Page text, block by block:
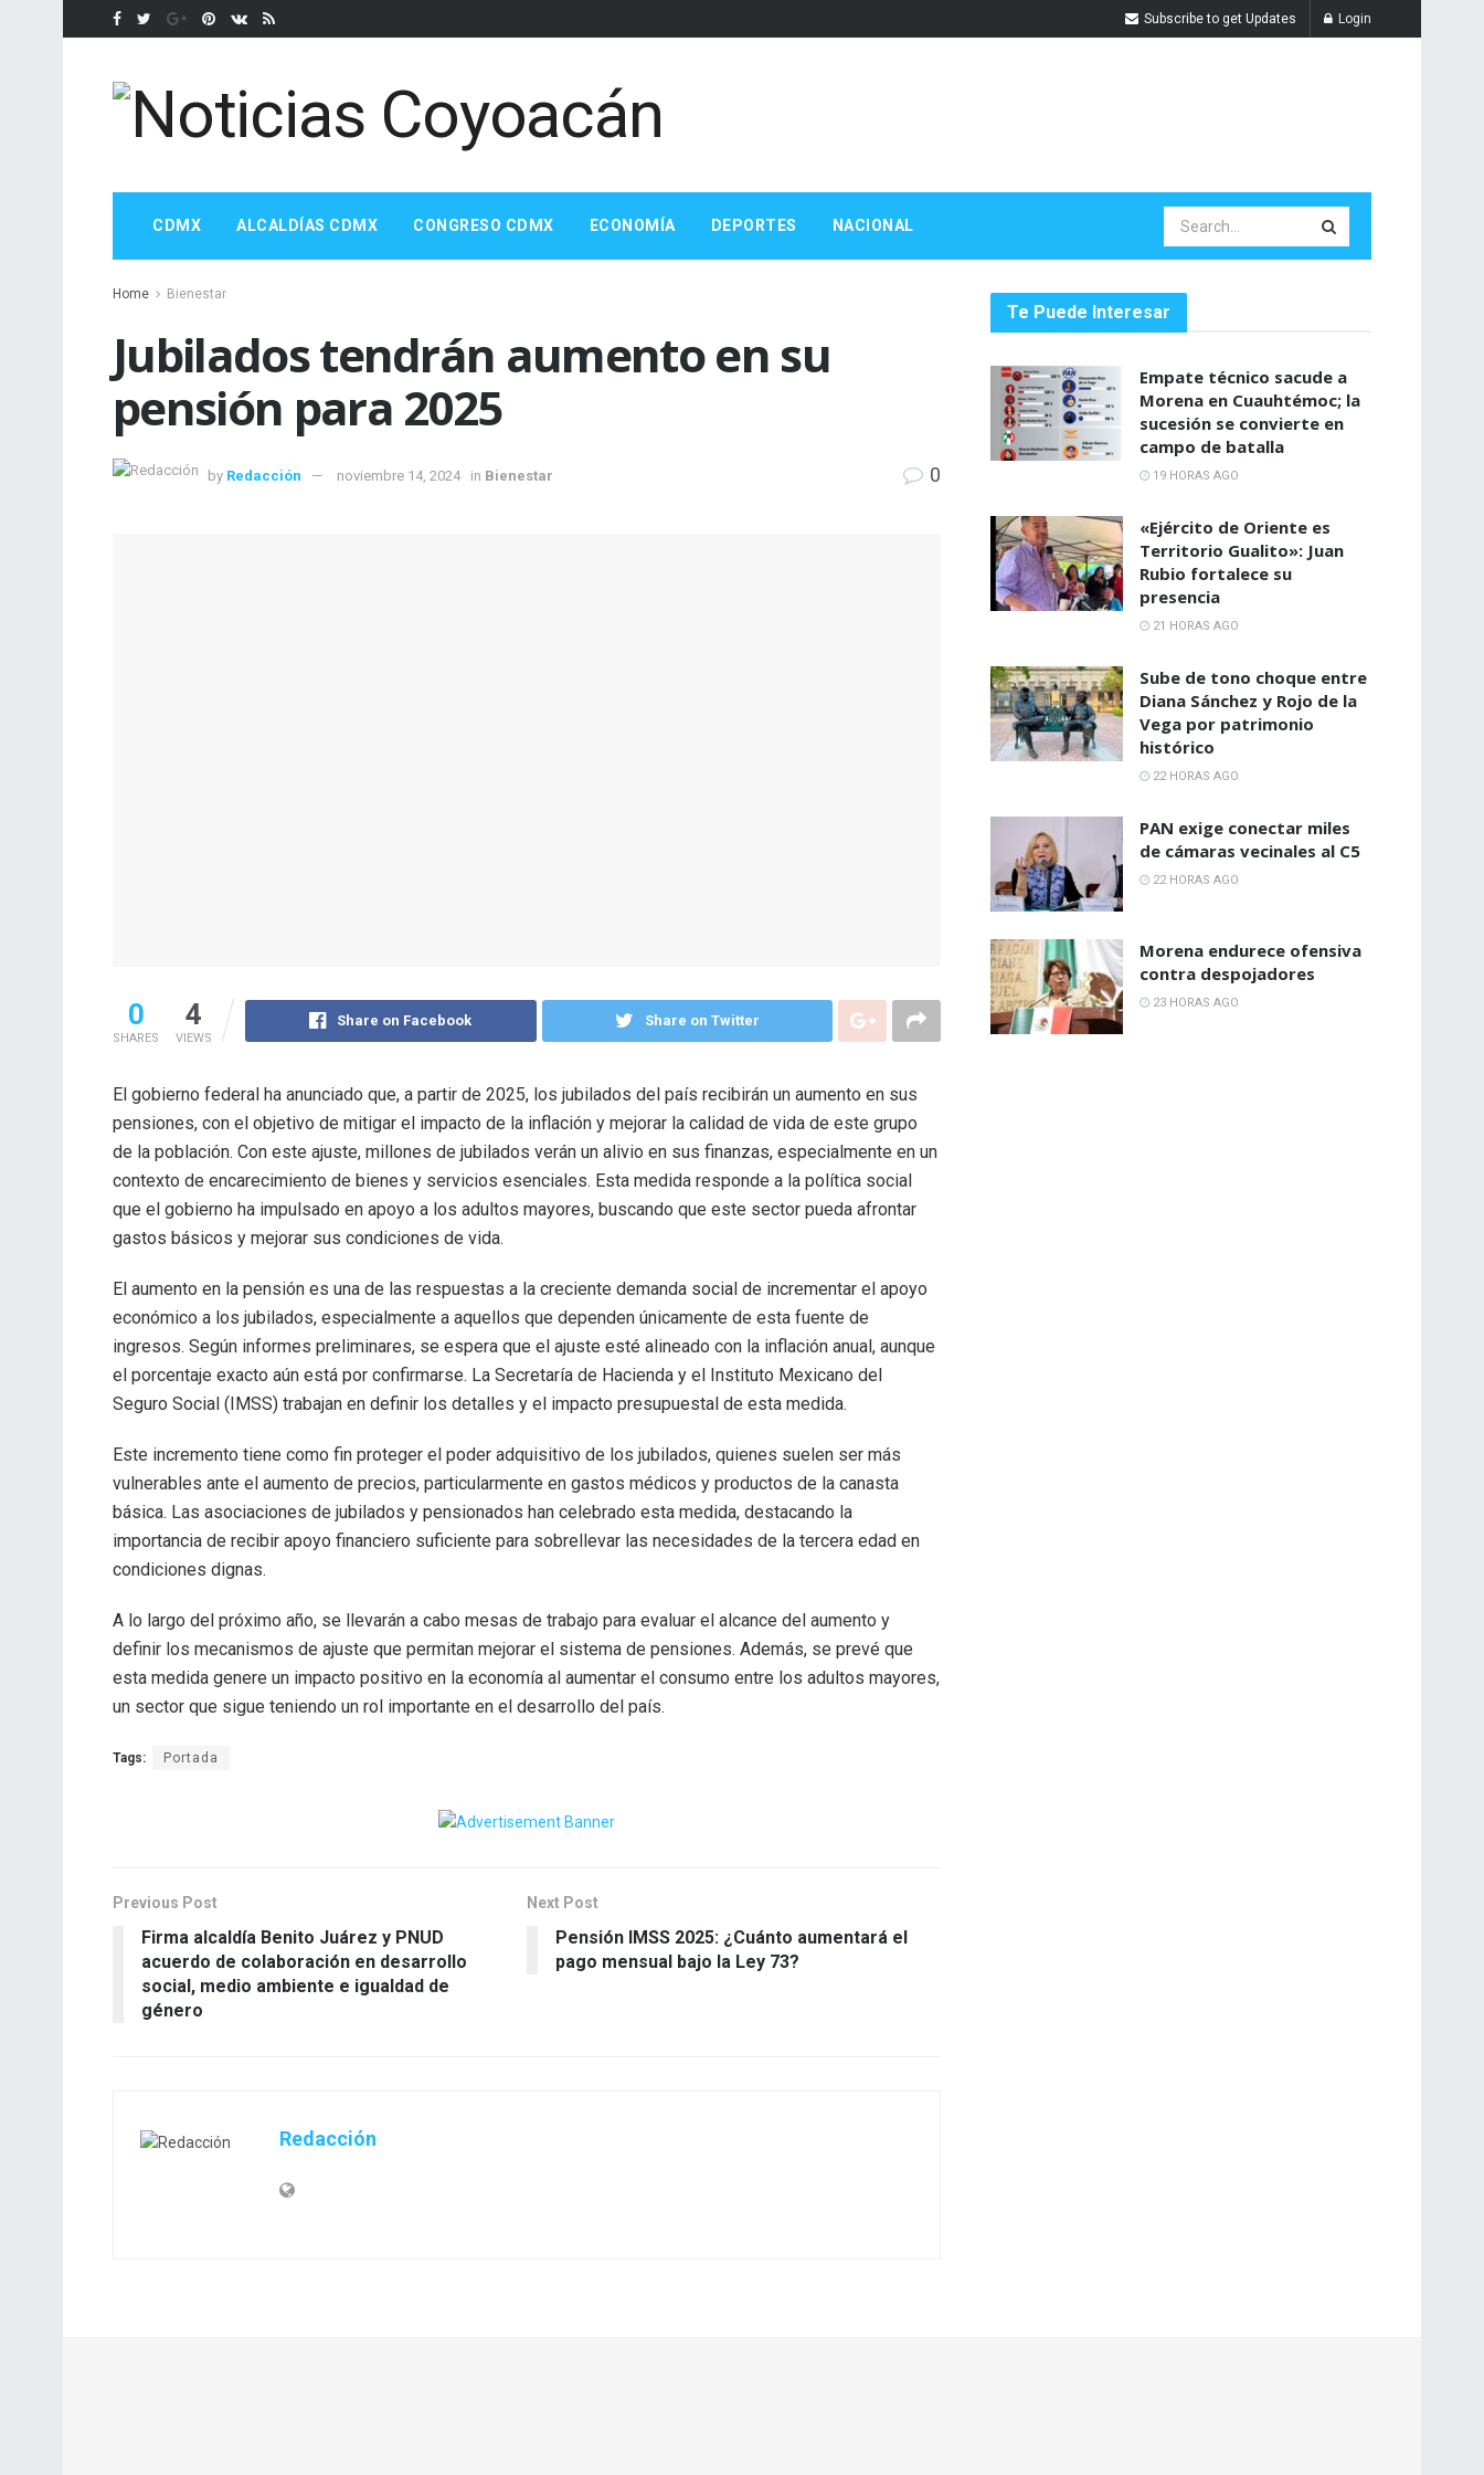
Subscribe to get Updates Login
CDMX ALCALDÍAS CDMX CONGRESO CDMX ECONOMÍA DEPORTES NACIONAL
Home Bienestar
Jubilados tendrán aumento en su
pensión para 2025
by Redacción noviembre 14, 2024 in Bienestar 0
0
SHARES
4
VIEWS
Share on Facebook Share on Twitter
El gobierno federal ha anunciado que, a partir de 2025, los jubilados del país recibirán un aumento en sus
pensiones, con el objetivo de mitigar el impacto de la inflación y mejorar la calidad de vida de este grupo
de la población. Con este ajuste, millones de jubilados verán un alivio en sus finanzas, especialmente en un
contexto de encarecimiento de bienes y servicios esenciales. Esta medida responde a la política social
que el gobierno ha impulsado en apoyo a los adultos mayores, buscando que este sector pueda afrontar
gastos básicos y mejorar sus condiciones de vida.
El aumento en la pensión es una de las respuestas a la creciente demanda social de incrementar el apoyo
económico a los jubilados, especialmente a aquellos que dependen únicamente de esta fuente de
ingresos. Según informes preliminares, se espera que el ajuste esté alineado con la inflación anual, aunque
el porcentaje exacto aún está por confirmarse. La Secretaría de Hacienda y el Instituto Mexicano del
Seguro Social (IMSS) trabajan en definir los detalles y el impacto presupuestal de esta medida.
Este incremento tiene como fin proteger el poder adquisitivo de los jubilados, quienes suelen ser más
vulnerables ante el aumento de precios, particularmente en gastos médicos y productos de la canasta
básica. Las asociaciones de jubilados y pensionados han celebrado esta medida, destacando la
importancia de recibir apoyo financiero suficiente para sobrellevar las necesidades de la tercera edad en
condiciones dignas.
A lo largo del próximo año, se llevarán a cabo mesas de trabajo para evaluar el alcance del aumento y
definir los mecanismos de ajuste que permitan mejorar el sistema de pensiones. Además, se prevé que
esta medida genere un impacto positivo en la economía al aumentar el consumo entre los adultos mayores,
un sector que sigue teniendo un rol importante en el desarrollo del país.
Tags: Portada
Previous Post
Firma alcaldía Benito Juárez y PNUD
acuerdo de colaboración en desarrollo
social, medio ambiente e igualdad de
género
Next Post
Pensión IMSS 2025: ¿Cuánto aumentará el
pago mensual bajo la Ley 73?
Redacción
Te Puede Interesar
Empate técnico sacude a
Morena en Cuauhtémoc; la
sucesión se convierte en
campo de batalla
19 HORAS AGO
«Ejército de Oriente es
Territorio Gualito»: Juan
Rubio fortalece su
presencia
21 HORAS AGO
Sube de tono choque entre
Diana Sánchez y Rojo de la
Vega por patrimonio
histórico
22 HORAS AGO
PAN exige conectar miles
de cámaras vecinales al C5
22 HORAS AGO
Morena endurece ofensiva
contra despojadores
23 HORAS AGO